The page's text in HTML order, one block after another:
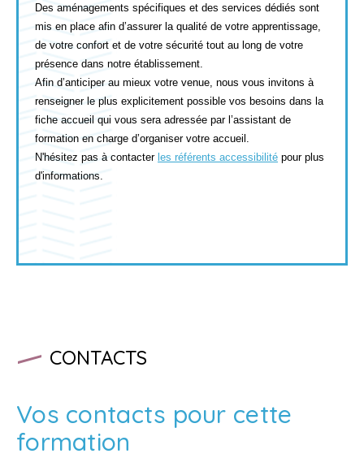
Des aménagements spécifiques et des services dédiés sont
mis en place afin d’assurer la qualité de votre apprentissage,
de votre confort et de votre sécurité tout au long de votre
présence dans notre établissement.
Afin d’anticiper au mieux votre venue, nous vous invitons à
renseigner le plus explicitement possible vos besoins dans la
fiche accueil qui vous sera adressée par l’assistant de
formation en charge d’organiser votre accueil.
N'hésitez pas à contacter les référents accessibilité pour plus
d'informations.
CONTACTS
Vos contacts pour cette
formation